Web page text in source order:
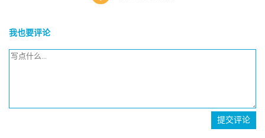
我也要评论
提交评论